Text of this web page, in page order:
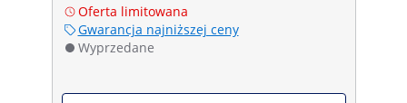
Oferta limitowana
Gwarancja najniższej ceny
Wyprzedane